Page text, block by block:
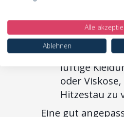
ändern
Kleidung
über der
luftige
oder
Hitzestau zu
Eine gut
Alle
Ablehnen